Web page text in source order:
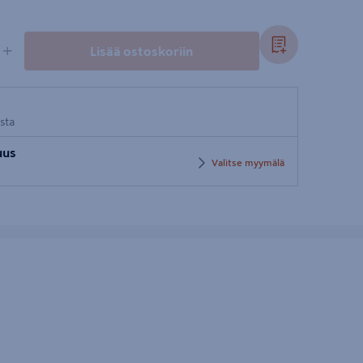
+ Lisää ostoskoriin
Valitse myymälä